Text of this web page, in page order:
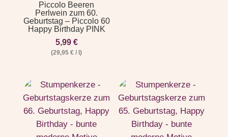
Piccolo Beeren
Perlwein zum 60.
Geburtstag – Piccolo 60
Happy Birthday PINK
5,99 €
(29,95€ / l)